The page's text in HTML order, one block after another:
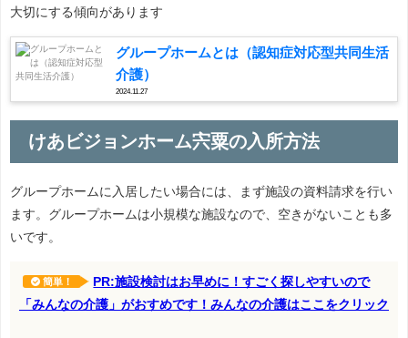
大切にする傾向があります
グループホームとは（認知症対応型共同生活
介護）
2024.11.27
けあビジョンホーム宍粟の入所方法
グループホームに入居したい場合には、まず施設の資料請求を行い
ます。グループホームは小規模な施設なので、空きがないことも多
いです。
簡単！
PR:施設検討はお早めに！すごく探しやすいので
「みんなの介護」がおすめです！みんなの介護はここをクリック